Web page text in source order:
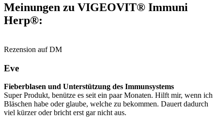
Meinungen zu VIGEOVIT® Immuni
Herp®:
Rezension auf DM
Eve
Fieberblasen und Unterstützung des Immunsystems
Super Produkt, benütze es seit ein paar Monaten. Hilft mir, wenn ich
Bläschen habe oder glaube, welche zu bekommen. Dauert dadurch
viel kürzer oder bricht erst gar nicht aus.